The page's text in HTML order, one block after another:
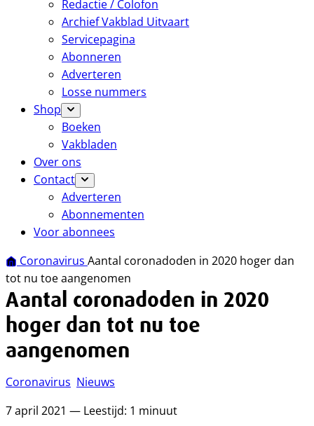
Redactie / Colofon
Archief Vakblad Uitvaart
Servicepagina
Abonneren
Adverteren
Losse nummers
Shop
Boeken
Vakbladen
Over ons
Contact
Adverteren
Abonnementen
Voor abonnees
Coronavirus Aantal coronadoden in 2020 hoger dan
tot nu toe aangenomen
Aantal coronadoden in 2020
hoger dan tot nu toe
aangenomen
Coronavirus Nieuws
7 april 2021 — Leestijd: 1 minuut